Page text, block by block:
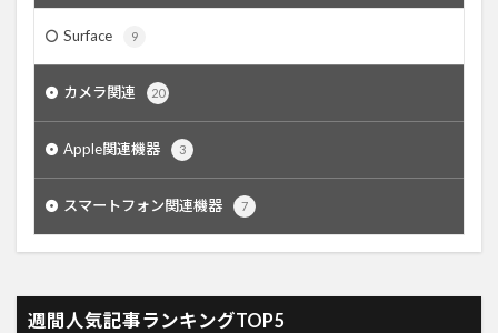
Surface 9
カメラ関連 20
Apple関連機器 3
スマートフォン関連機器 7
週間人気記事ランキングTOP5